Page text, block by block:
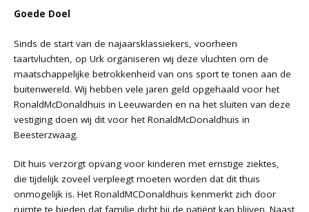
Goede Doel
Sinds de start van de najaarsklassiekers, voorheen
taartvluchten, op Urk organiseren wij deze vluchten om de
maatschappelijke betrokkenheid van ons sport te tonen aan de
buitenwereld. Wij hebben vele jaren geld opgehaald voor het
RonaldMcDonaldhuis in Leeuwarden en na het sluiten van deze
vestiging doen wij dit voor het RonaldMcDonaldhuis in
Beesterzwaag.
Dit huis verzorgt opvang voor kinderen met ernstige ziektes,
die tijdelijk zoveel verpleegt moeten worden dat dit thuis
onmogelijk is. Het RonaldMCDonaldhuis kenmerkt zich door
ruimte te bieden dat familie dicht bij de patiënt kan blijven. Naast